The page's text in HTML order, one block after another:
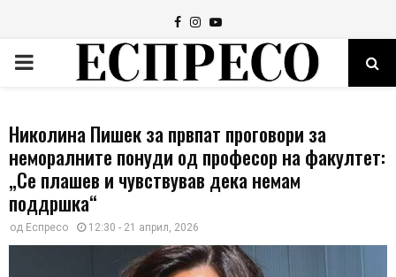
Facebook
Instagram
Youtube
PRIMARY
Николина Пишек за првпат проговори за
неморалните понуди од професор на факултет:
„Се плашев и чувствував дека немам
поддршка“
од Еспресо 12:30 - 21 април, 2026